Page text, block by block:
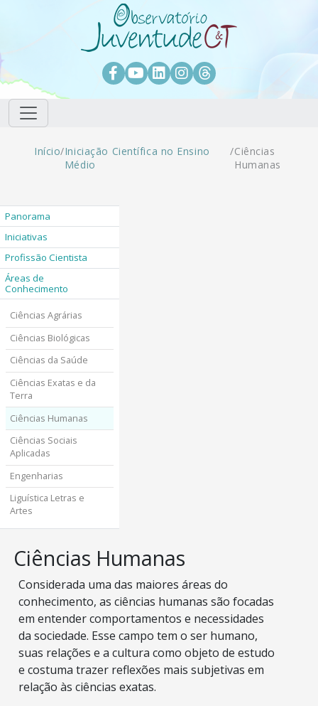
Pular para o conteúdo principal
Facebook
Youtube
LinkedIn
Instagram
Threads
Trilha de navegação
Início/Iniciação Científica no Ensino
Médio
/Ciências
Humanas
Panorama
Iniciativas
Profissão Cientista
Áreas de
Conhecimento
Ciências Agrárias
Ciências Biológicas
Ciências da Saúde
Ciências Exatas e da
Terra
Ciências Humanas
Ciências Sociais
Aplicadas
Engenharias
Liguística Letras e
Artes
Ciências Humanas
Considerada uma das maiores áreas do
conhecimento, as ciências humanas são focadas
em entender comportamentos e necessidades
da sociedade. Esse campo tem o ser humano,
suas relações e a cultura como objeto de estudo
e costuma trazer reflexões mais subjetivas em
relação às ciências exatas.